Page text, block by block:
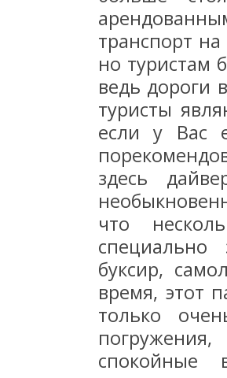
транспорт
но туристам
ведь дороги
туристы
если у Вас
здесь
что
специально
буксир,
время, этот
только
спокойные